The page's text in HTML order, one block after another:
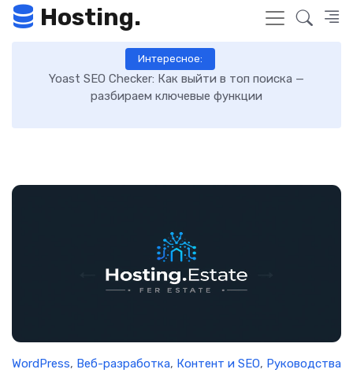
Hosting.
Интересное:
выйти в топ поиска —
функции
Как включить GZIP-сжатие в
загрузку сайта:
WordPress, Веб-разработка, Контент и SEO, Руководства